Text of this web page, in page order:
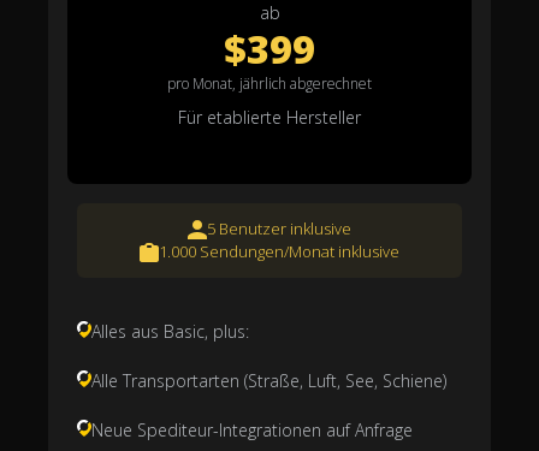
ab
$399
pro Monat, jährlich abgerechnet
Für etablierte Hersteller
5 Benutzer inklusive
1.000 Sendungen/Monat inklusive
Alles aus Basic, plus:
Alle Transportarten (Straße, Luft, See, Schiene)
Neue Spediteur-Integrationen auf Anfrage